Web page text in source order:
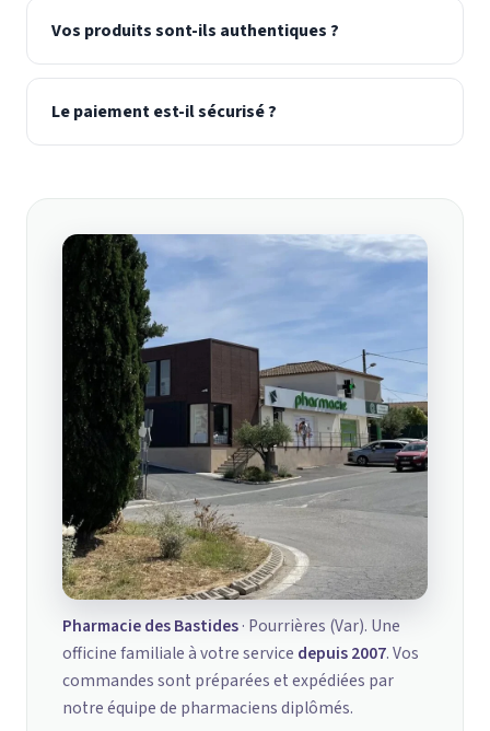
Vos produits sont-ils authentiques ?
Le paiement est-il sécurisé ?
Pharmacie des Bastides· Pourrières (Var). Une
officine familiale à votre service depuis 2007. Vos
commandes sont préparées et expédiées par
notre équipe de pharmaciens diplômés.